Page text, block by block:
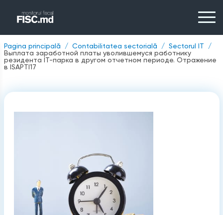
Pagina principală Contabilitatea sectorială
Sectorul IT
Выплата заработной платы уволившемуся работнику
резидента IТ-парка в другом отчетном периоде. Отражение
в ISAPTI17